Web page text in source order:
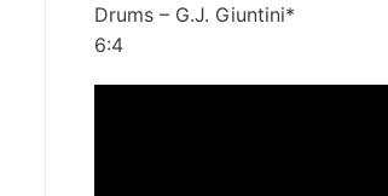
Drums – G.J. Giuntini*
6:4